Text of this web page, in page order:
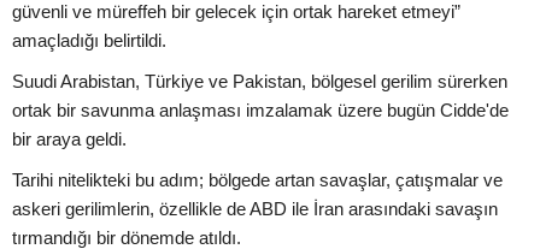
güvenli ve müreffeh bir gelecek için ortak hareket etmeyi”
amaçladığı belirtildi.
Suudi Arabistan, Türkiye ve Pakistan, bölgesel gerilim sürerken
ortak bir savunma anlaşması imzalamak üzere bugün Cidde'de
bir araya geldi.
Tarihi nitelikteki bu adım; bölgede artan savaşlar, çatışmalar ve
askeri gerilimlerin, özellikle de ABD ile İran arasındaki savaşın
tırmandığı bir dönemde atıldı.